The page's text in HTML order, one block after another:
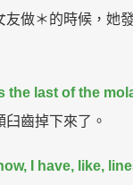
友做＊的時候，她
the last of the
齒掉下來了。
I have, like,